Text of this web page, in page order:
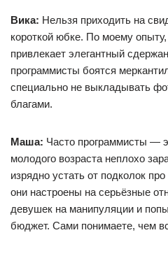
Вика: Нельзя приходить на
короткой юбке. По моему
привлекает элегантный
программисты боятся
специально не выкладывать
благами.
Маша: Часто программисты —
молодого возраста неплохо
изрядно устать от подколок
они настроены на серьёзные
девушек на манипуляции и
бюджет. Сами понимаете, чем